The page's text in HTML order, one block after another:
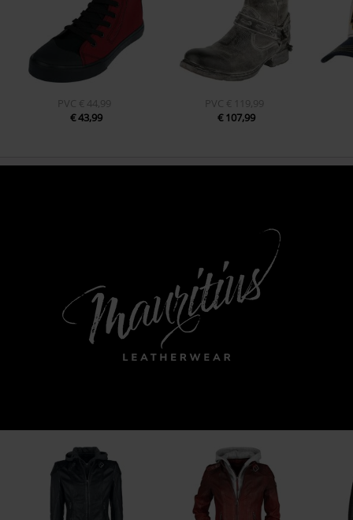
PVC € 44,99
€ 43,99
PVC € 119,99
€ 107,99